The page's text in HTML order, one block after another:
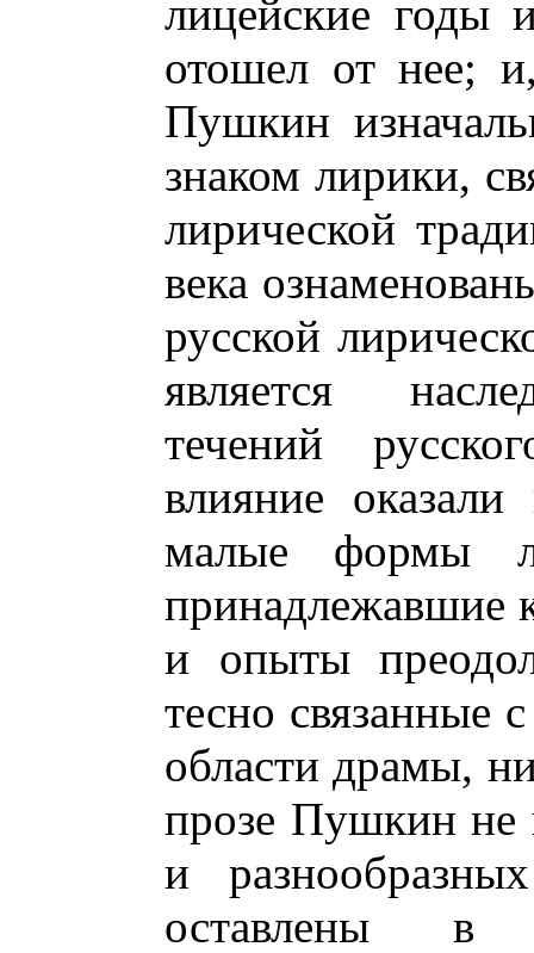
лицейские годы
отошел от нее;
Пушкин
знаком лирики,
лирической
века
русской
является
течений
влияние
малые формы
принадлежавшие
и опыты
тесно
области драмы,
прозе Пушкин не
и
оставлены в